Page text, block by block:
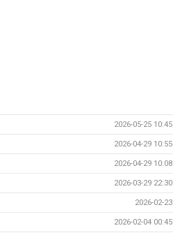
2026-05-25 10:45
2026-04-29 10:55
2026-04-29 10:08
2026-03-29 22:30
2026-02-23
2026-02-04 00:45